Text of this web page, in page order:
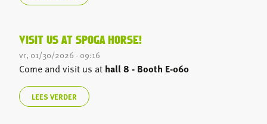
VISIT US AT SPOGA HORSE!
vr, 01/30/2026 - 09:16
Come and visit us at hall 8 - Booth E-060
LEES VERDER